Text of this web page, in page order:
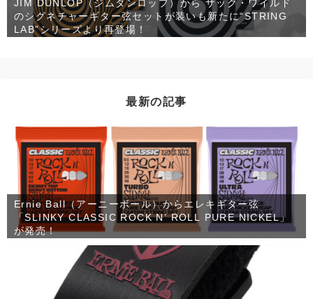
JIM DUNLOP（ジムダンロップ）から ザック・ワイルド
のシグネチャーギター弦セットが装いも新たに“STRING
LAB”シリーズより再登場！
最新の記事
Ernie Ball（アーニーボール）からエレキギター弦
「SLINKY CLASSIC ROCK N’ ROLL PURE NICKEL」
が発売！